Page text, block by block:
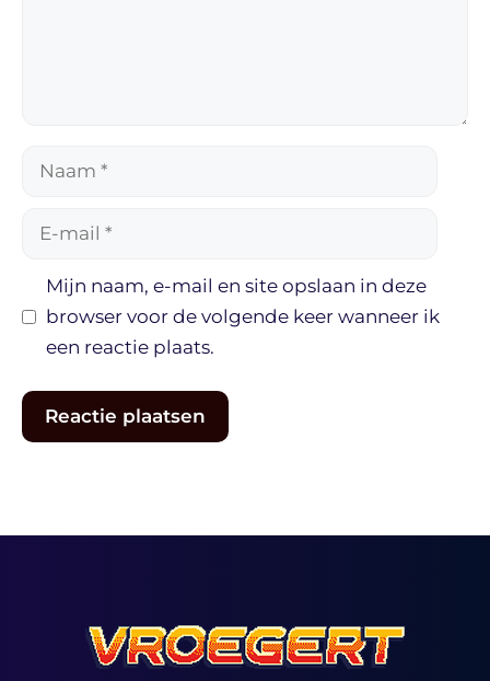
Naam
Mijn naam, e-mail en site opslaan in deze
browser voor de volgende keer wanneer ik
een reactie plaats.